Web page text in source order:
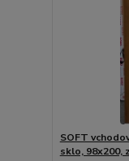
SOFT
sklo, 98x200,